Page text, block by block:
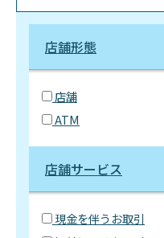
店舗形態
店舗
ATM
店舗サービス
現金を伴うお取引